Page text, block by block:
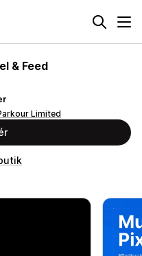
& Feed
Limited